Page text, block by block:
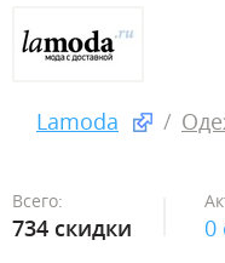
Lamoda
Всего:
734 скидки 0